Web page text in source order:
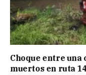
Choque entre una
muertos en ruta